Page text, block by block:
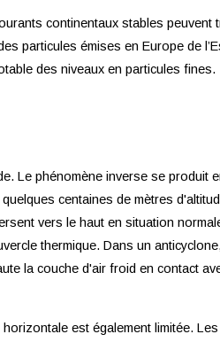
continentaux stables peuvent
particules émises en Europe de
des niveaux en particules fines.
Le phénomène inverse se produit
centaines de mètres
vers le haut en situation
thermique. Dans un
la couche d'air froid en contact
est également limitée.